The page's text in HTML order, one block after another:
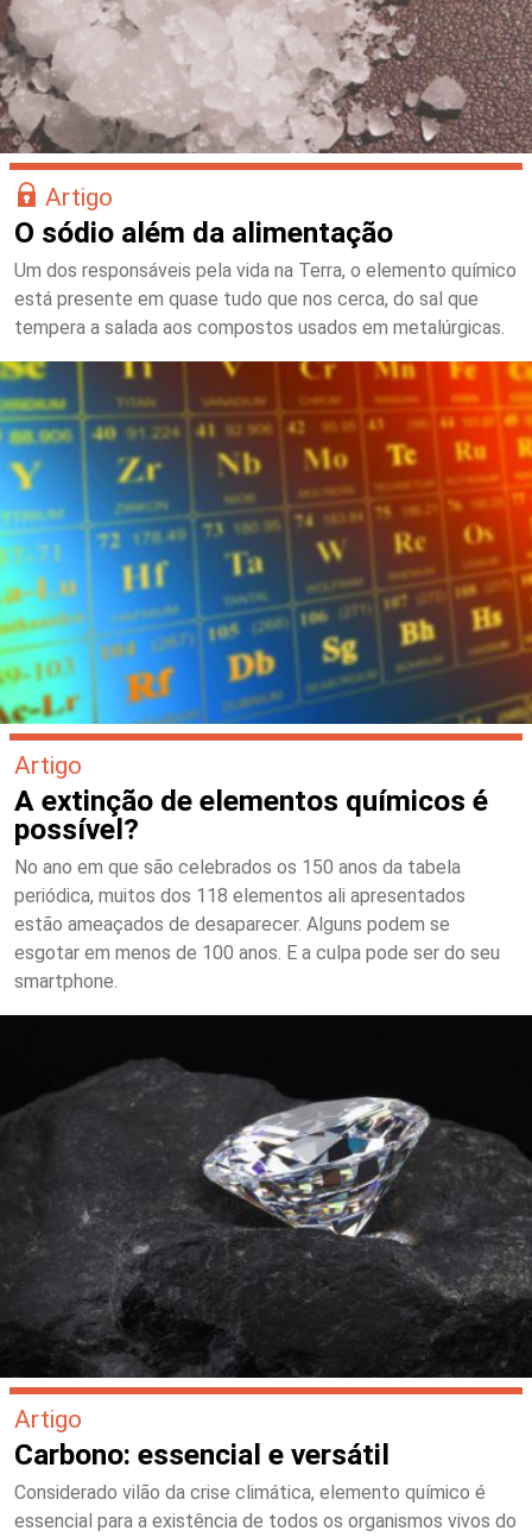
Artigo
O sódio além da alimentação
Um dos responsáveis pela vida na Terra, o elemento químico
está presente em quase tudo que nos cerca, do sal que
tempera a salada aos compostos usados em metalúrgicas.
Artigo
A extinção de elementos químicos é
possível?
No ano em que são celebrados os 150 anos da tabela
periódica, muitos dos 118 elementos ali apresentados
estão ameaçados de desaparecer. Alguns podem se
esgotar em menos de 100 anos. E a culpa pode ser do seu
smartphone.
Artigo
Carbono: essencial e versátil
Considerado vilão da crise climática, elemento químico é
essencial para a existência de todos os organismos vivos do